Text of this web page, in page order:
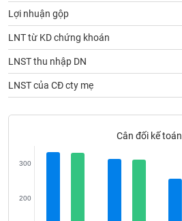
Lợi nhuận gộp
LNT từ KD chứng khoán
LNST thu nhập DN
LNST của CĐ cty mẹ
Cân đối kế toán
200
300
CÔNG
NGHỆ
THÔNG
TIN
VỤ
TRUYỀN